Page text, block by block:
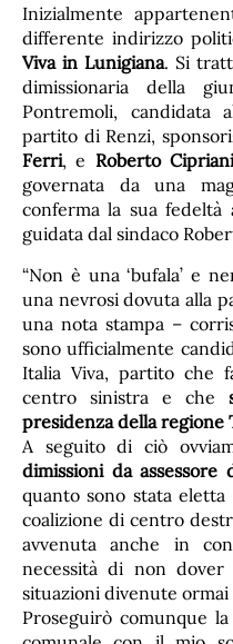
Inizialmente
differente indirizzo
Viva in Lunigiana. Si
dimissionaria della
Pontremoli, candidata
partito di Renzi,
Ferri, e Roberto
governata da una
conferma la sua fedeltà
guidata dal sindaco
“Non è una ‘bufala’ e
una nevrosi dovuta alla
una nota stampa –
sono ufficialmente
Italia Viva, partito che
centro sinistra e che
presidenza della regione
A seguito di ciò
dimissioni da
quanto sono stata
coalizione di centro
avvenuta anche in
necessità di non
situazioni divenute ormai
Proseguirò comunque